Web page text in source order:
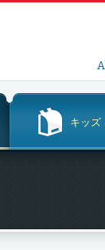
テ
ツ
へ
キッズ